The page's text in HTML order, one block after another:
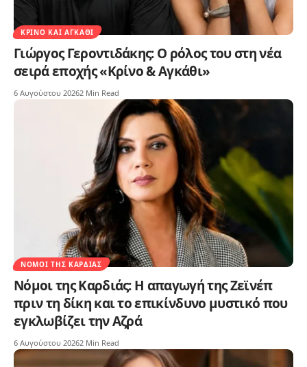
ΚΡΊΝΟ ΚΑΙ ΑΓΚΆΘΙ
Γιώργος Γεροντιδάκης: Ο ρόλος του στη νέα
σειρά εποχής «Κρίνο & Αγκάθι»
6 Αυγούστου 20262 Min Read
ΝΌΜΟΙ ΤΗΣ ΚΑΡΔΙΆΣ
Νόμοι της Καρδιάς: Η απαγωγή της Ζεϊνέπ
πριν τη δίκη και το επικίνδυνο μυστικό που
εγκλωβίζει την Αζρά
6 Αυγούστου 20262 Min Read